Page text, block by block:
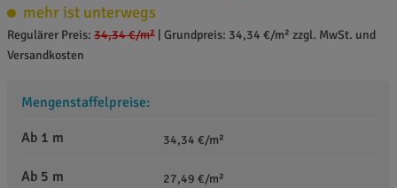
mehr ist unterwegs
Regulärer Preis: 34,34 €/m² Grundpreis: 34,34 €/m² zzgl. MwSt. und
Versandkosten
Mengenstaffelpreise:
Ab 1 m
34,34 €/m²
Ab 5 m 27,49 €/m²